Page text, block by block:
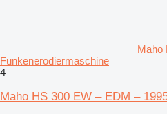
Maho
Funkenerodiermaschine
4
Maho HS 300 EW – EDM –